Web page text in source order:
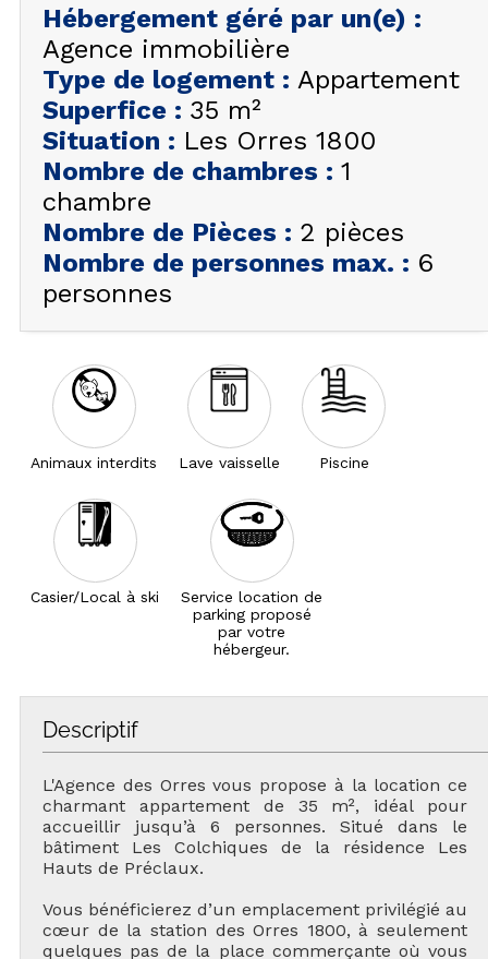
HIVER
+33 (0)4 92 44 19 17
Hébergement géré par un(e) :
Agence immobilière
Type de logement : Appartement
Superfice : 35 m²
Situation : Les Orres 1800
Nombre de chambres : 1
chambre
Nombre de Pièces : 2 pièces
Nombre de personnes max. : 6
personnes
Animaux interdits Lave vaisselle Piscine
Casier/Local à ski
Service location de
parking proposé
par votre
hébergeur.
Descriptif
L'Agence des Orres vous propose à la location ce
charmant appartement de 35 m², idéal pour
accueillir jusqu’à 6 personnes. Situé dans le
bâtiment Les Colchiques de la résidence Les
Hauts de Préclaux.
Vous bénéficierez d’un emplacement privilégié au
cœur de la station des Orres 1800, à seulement
quelques pas de la place commerçante où vous